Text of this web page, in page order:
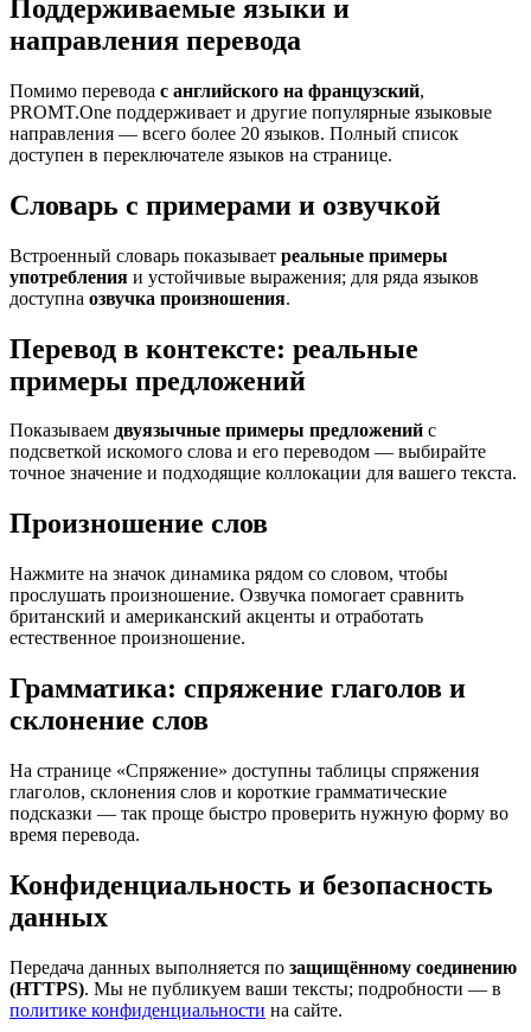
Поддерживаемые языки и
направления перевода
Помимо перевода с английского на французский,
PROMT.One поддерживает и другие популярные языковые
направления — всего более 20 языков. Полный список
доступен в переключателе языков на странице.
Словарь с примерами и озвучкой
Встроенный словарь показывает реальные примеры
употребления и устойчивые выражения; для ряда языков
доступна озвучка произношения.
Перевод в контексте: реальные
примеры предложений
Показываем двуязычные примеры предложений с
подсветкой искомого слова и его переводом — выбирайте
точное значение и подходящие коллокации для вашего текста.
Произношение слов
Нажмите на значок динамика рядом со словом, чтобы
прослушать произношение. Озвучка помогает сравнить
британский и американский акценты и отработать
естественное произношение.
Грамматика: спряжение глаголов и
склонение слов
На странице «Спряжение» доступны таблицы спряжения
глаголов, склонения слов и короткие грамматические
подсказки — так проще быстро проверить нужную форму во
время перевода.
Конфиденциальность и безопасность
данных
Передача данных выполняется по защищённому соединению
(HTTPS). Мы не публикуем ваши тексты; подробности — в
политике конфиденциальности на сайте.